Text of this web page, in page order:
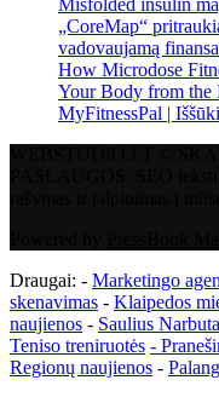
„CoreMap“
vadovaujamą
How Microdose
Your Body from the
MyFitnessPal |
Draugai: - Marketingo
skenavimas - Klaipedos
naujienos - Saulius
Teniso treniruotės -
Regionų naujienos -